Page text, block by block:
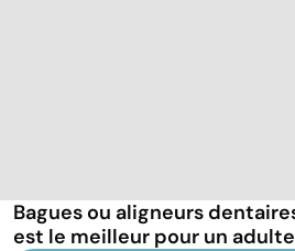
Bagues ou aligneurs
est le meilleur pour un